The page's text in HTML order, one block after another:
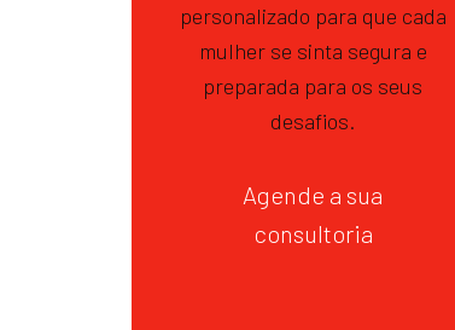
personalizado para que cada
mulher se sinta segura e
preparada para os seus
desafios.
Agende a sua
consultoria